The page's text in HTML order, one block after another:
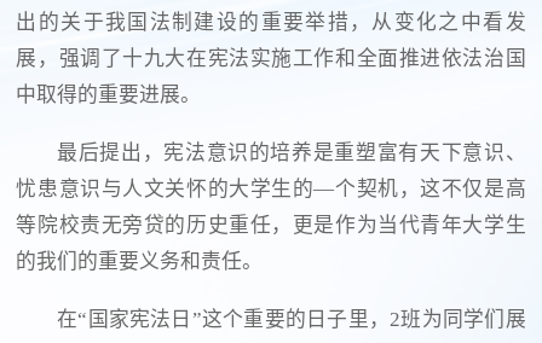
出的关于我国法制建设的重要举措，从变化之中看发
展，强调了十九大在宪法实施工作和全面推进依法治国
中取得的重要进展。
最后提出，宪法意识的培养是重塑富有天下意识、
忧患意识与人文关怀的大学生的—个契机，这不仅是高
等院校责无旁贷的历史重任，更是作为当代青年大学生
的我们的重要义务和责任。
在“国家宪法日”这个重要的日子里，2班为同学们展